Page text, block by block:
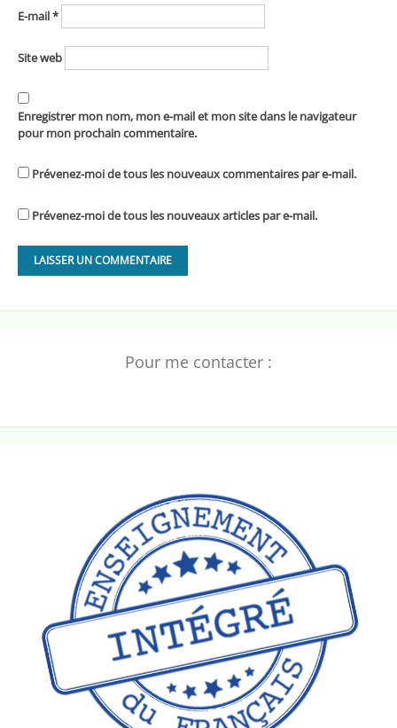
E-mail*
Site web
Enregistrer mon nom, mon e-mail et mon site dans le navigateur
pour mon prochain commentaire.
Prévenez-moi de tous les nouveaux commentaires par e-mail.
Prévenez-moi de tous les nouveaux articles par e-mail.
Pour me contacter :